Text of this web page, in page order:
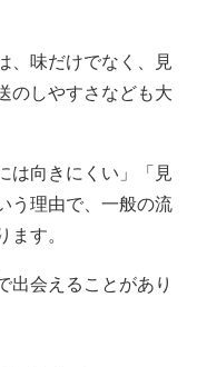
、味だけでなく、見
のしやすさなども大
は向きにくい」「見
う理由で、一般の流
ます。
出会えることがあり